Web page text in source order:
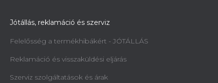
Jótállás, reklamáció és szerviz
Felelősség a termékhibákért - JÓTÁLLÁS
Reklamáció és visszaküldési eljárás
Szerviz szolgáltatások és árak